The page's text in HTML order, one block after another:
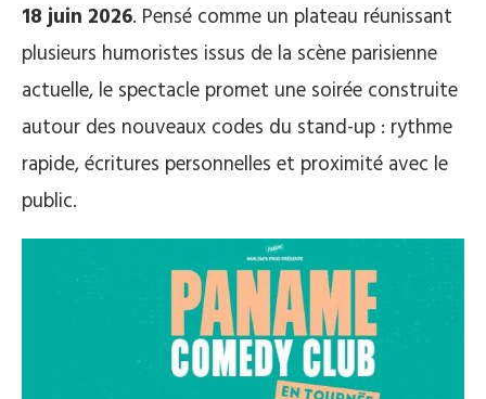
18 juin 2026. Pensé comme un plateau réunissant
plusieurs humoristes issus de la scène parisienne
actuelle, le spectacle promet une soirée construite
autour des nouveaux codes du stand-up : rythme
rapide, écritures personnelles et proximité avec le
public.